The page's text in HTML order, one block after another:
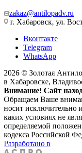
zakaz@antilopadv.ru
г. Хабаровск, ул.
Вконтакте
Telegram
WhatsApp
2026 © Золотая
в Хабаровске,
Внимание! Сайт
Обращаем Ваше
носит исключительно
каких условиях не
определяемой
кодекса Российской
Разработано в